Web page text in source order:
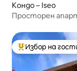
Кондо – Iseo
Просторен
Най-популярен
Избор на